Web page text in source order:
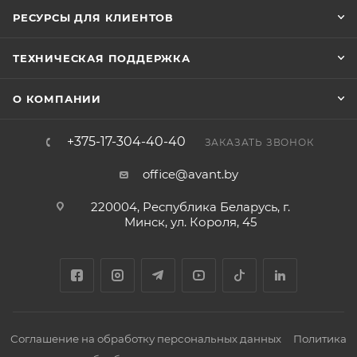
РЕСУРСЫ ДЛЯ КЛИЕНТОВ
ТЕХНИЧЕСКАЯ ПОДДЕРЖКА
О КОМПАНИИ
+375-17-304-40-40 ЗАКАЗАТЬ ЗВОНОК
office@avant.by
220004, Республика Беларусь, г.
Минск, ул. Короля, 45
Соглашение на обработку персональных данных
Политика